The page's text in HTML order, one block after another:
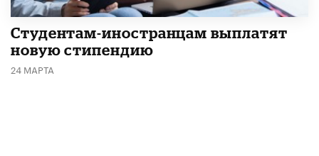
Студентам-иностранцам выплатят
новую стипендию
24 МАРТА